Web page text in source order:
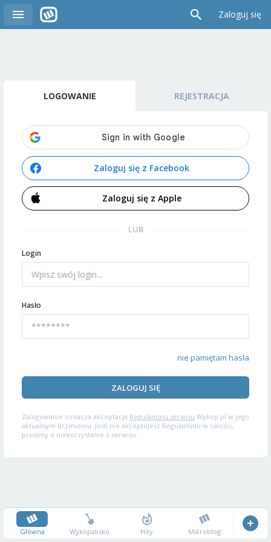
Zaloguj się
LOGOWANIE REJESTRACJA
Zaloguj się z Facebook
Zaloguj się z Apple
LUB
Login
Hasło
nie pamiętam hasła
ZALOGUJ SIĘ
Zalogowanie oznacza akceptację Regulaminu serwisu Wykop.pl w jego
aktualnym brzmieniu. Jeśli nie akceptujesz Regulaminu w całości,
prosimy o niekorzystanie z serwisu.
Główna Wykopalisko Hity Mikroblog